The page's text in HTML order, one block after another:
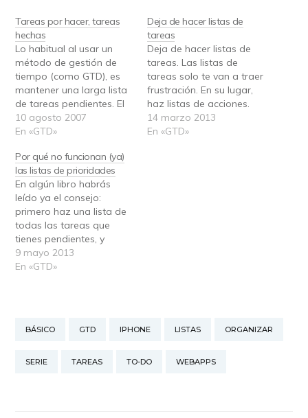
Tareas por hacer, tareas
hechas
Lo habitual al usar un
método de gestión de
tiempo (como GTD), es
mantener una larga lista
de tareas pendientes. El
problema viene cuando,
al cabo del tiempo, nos
aquella lista no ha
reducido su tamaño
(para cada una que
acabamos, nos aparecen
dos más). En…
10 agosto 2007
En «GTD»
Deja de hacer listas de
tareas
Deja de hacer listas de
tareas. Las listas de
tareas solo te van a traer
frustración. En su lugar,
haz listas de acciones.
Seamos sinceros. Una
lista de tareas, en la que
14 marzo 2013
En «GTD»
Por qué no funcionan (ya)
las listas de prioridades
En algún libro habrás
leído ya el consejo:
primero haz una lista de
todas las tareas que
tienes pendientes, y
después agrúpalas
según su prioridad en
organizar el trabajo
9 mayo 2013
En «GTD»
BÁSICO GTD IPHONE LISTAS ORGANIZAR
SERIE TAREAS TO-DO WEBAPPS